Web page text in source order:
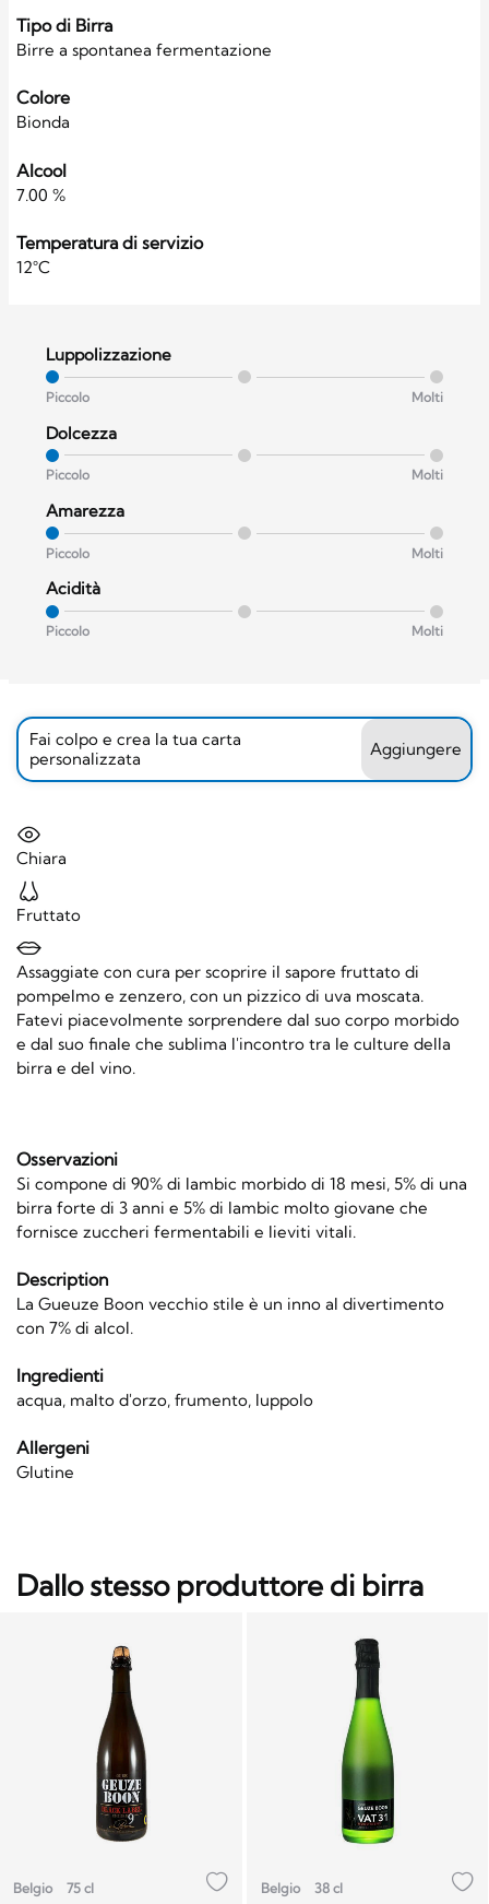
Tipo di Birra
Birre a spontanea fermentazione
Colore
Bionda
Alcool
7.00 %
Temperatura di servizio
12°C
Luppolizzazione
Piccolo Molti
Dolcezza
Piccolo Molti
Amarezza
Piccolo Molti
Acidità
Piccolo Molti
Fai colpo e crea la tua carta
personalizzata
Aggiungere
Chiara
Fruttato
Assaggiate con cura per scoprire il sapore fruttato di
pompelmo e zenzero, con un pizzico di uva moscata.
Fatevi piacevolmente sorprendere dal suo corpo morbido
e dal suo finale che sublima l'incontro tra le culture della
birra e del vino.
Osservazioni
Si compone di 90% di lambic morbido di 18 mesi, 5% di una
birra forte di 3 anni e 5% di lambic molto giovane che
fornisce zuccheri fermentabili e lieviti vitali.
Description
La Gueuze Boon vecchio stile è un inno al divertimento
con 7% di alcol.
Ingredienti
acqua, malto d'orzo, frumento, luppolo
Allergeni
Glutine
Dallo stesso produttore di birra
Belgio 75 cl Belgio 38 cl